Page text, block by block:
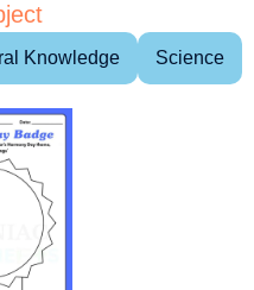
Knowledge Science